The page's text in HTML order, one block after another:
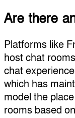
Are there
Platforms like
host chat
chat
which has
model the
rooms based